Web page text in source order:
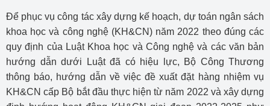
Để phục vụ công tác xây dựng kế hoạch, dự toán ngân sách
khoa học và công nghệ (KH&CN) năm 2022 theo đúng các
quy định của Luật Khoa học và Công nghệ và các văn bản
hướng dẫn dưới Luật đã có hiệu lực, Bộ Công Thương
thông báo, hướng dẫn về việc đề xuất đặt hàng nhiệm vụ
KH&CN cấp Bộ bắt đầu thực hiện từ năm 2022 và xây dựng